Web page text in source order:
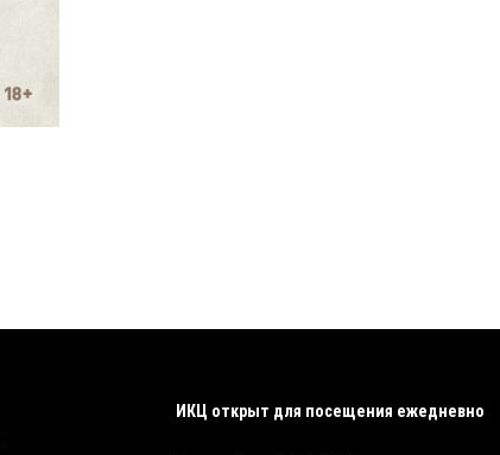
ИКЦ открыт для посещения ежедневно